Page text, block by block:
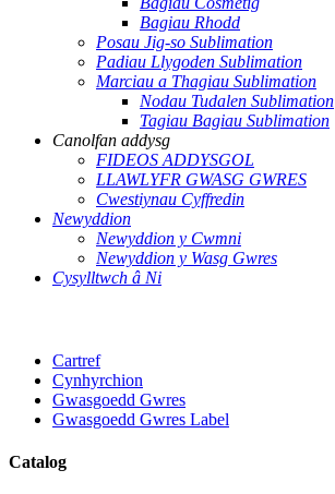
Bagiau Rhodd
Posau Jig-so Sublimation
Padiau Llygoden Sublimation
Marciau a Thagiau Sublimation
Nodau Tudalen Sublimation
Tagiau Bagiau Sublimation
Canolfan addysg
FIDEOS ADDYSGOL
LLAWLYFR GWASG GWRES
Cwestiynau Cyffredin
Newyddion
Newyddion y Cwmni
Newyddion y Wasg Gwres
Cysylltwch â Ni
Cartref
Cynhyrchion
Gwasgoedd Gwres
Gwasgoedd Gwres Label
Catalog